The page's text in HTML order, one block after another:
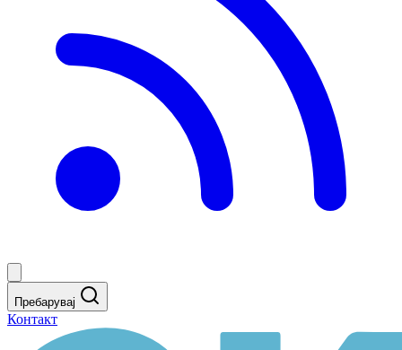
Пребарувај
Контакт